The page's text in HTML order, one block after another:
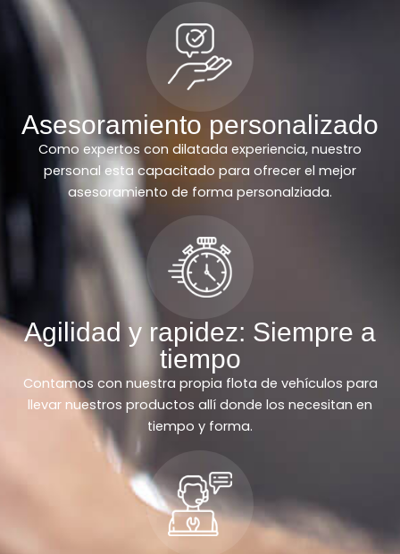
Asesoramiento personalizado
Como expertos con dilatada experiencia, nuestro
personal esta capacitado para ofrecer el mejor
asesoramiento de forma personalziada.
Agilidad y rapidez: Siempre a
tiempo
Contamos con nuestra propia flota de vehículos para
llevar nuestros productos allí donde los necesitan en
tiempo y forma.